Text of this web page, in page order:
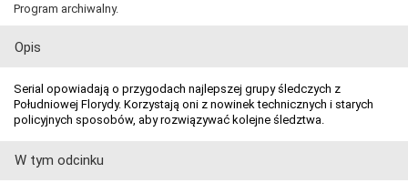
Program archiwalny.
Opis
Serial opowiadają o przygodach najlepszej grupy śledczych z
Południowej Florydy. Korzystają oni z nowinek technicznych i starych
policyjnych sposobów, aby rozwiązywać kolejne śledztwa.
W tym odcinku